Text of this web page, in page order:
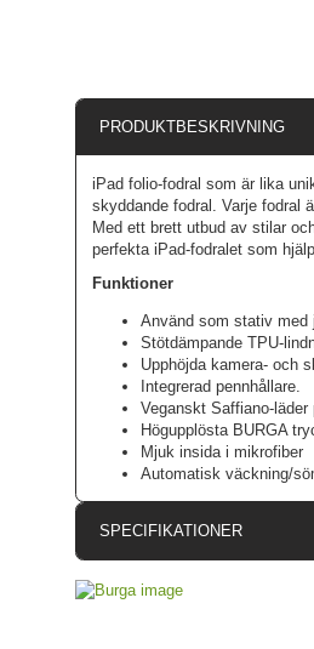
PRODUKTBESKRIVNING
iPad folio-fodral som är lika
skyddande fodral. Varje fodral
Med ett brett utbud av stilar
perfekta iPad-fodralet som
Funktioner
Använd som stativ med
Stötdämpande TPU-
Upphöjda kamera- och
Integrerad pennhållare.
Veganskt Saffiano-läder
Högupplösta BURGA
Mjuk insida i mikrofiber
Automatisk väckning/
SPECIFIKATIONER